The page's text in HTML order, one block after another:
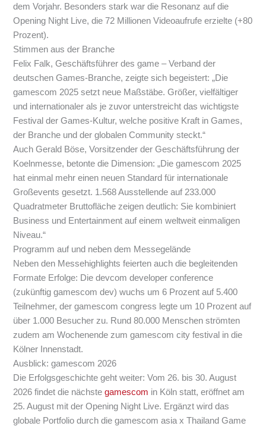
dem Vorjahr. Besonders stark war die Resonanz auf die
Opening Night Live, die 72 Millionen Videoaufrufe erzielte (+80
Prozent).
Stimmen aus der Branche
Felix Falk, Geschäftsführer des game – Verband der
deutschen Games-Branche, zeigte sich begeistert: „Die
gamescom 2025 setzt neue Maßstäbe. Größer, vielfältiger
und internationaler als je zuvor unterstreicht das wichtigste
Festival der Games-Kultur, welche positive Kraft in Games,
der Branche und der globalen Community steckt.“
Auch Gerald Böse, Vorsitzender der Geschäftsführung der
Koelnmesse, betonte die Dimension: „Die gamescom 2025
hat einmal mehr einen neuen Standard für internationale
Großevents gesetzt. 1.568 Ausstellende auf 233.000
Quadratmeter Bruttofläche zeigen deutlich: Sie kombiniert
Business und Entertainment auf einem weltweit einmaligen
Niveau.“
Programm auf und neben dem Messegelände
Neben den Messehighlights feierten auch die begleitenden
Formate Erfolge: Die devcom developer conference
(zukünftig gamescom dev) wuchs um 6 Prozent auf 5.400
Teilnehmer, der gamescom congress legte um 10 Prozent auf
über 1.000 Besucher zu. Rund 80.000 Menschen strömten
zudem am Wochenende zum gamescom city festival in die
Kölner Innenstadt.
Ausblick: gamescom 2026
Die Erfolgsgeschichte geht weiter: Vom 26. bis 30. August
2026 findet die nächstegamescom in Köln statt, eröffnet am
25. August mit der Opening Night Live. Ergänzt wird das
globale Portfolio durch die gamescom asia x Thailand Game